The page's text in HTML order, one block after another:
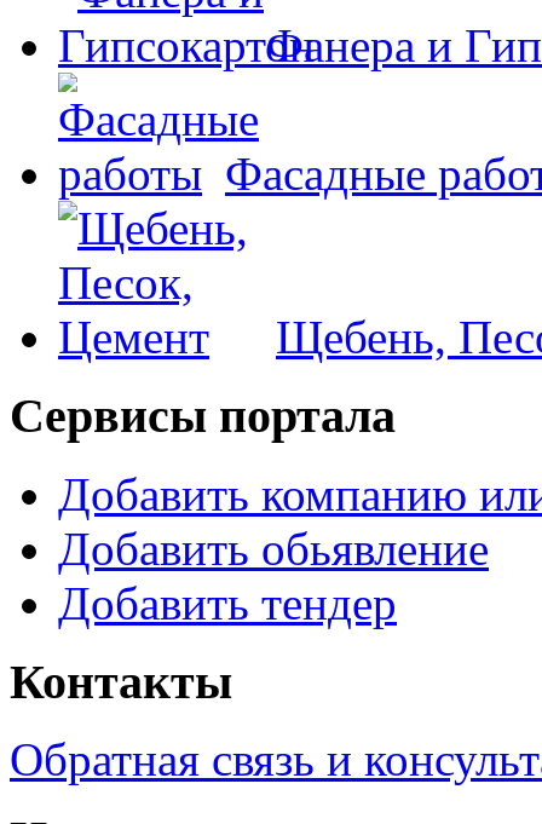
Фанера и
Фасадные
Щебень,
Сервисы портала
Добавить компанию
Добавить обьявление
Добавить тендер
Контакты
Обратная связь и